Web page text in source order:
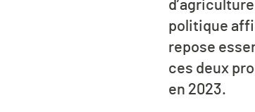
politique
repose
ces deux
en 2023.